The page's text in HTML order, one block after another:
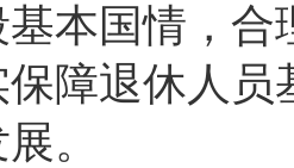
基本国情，
障退休人
。